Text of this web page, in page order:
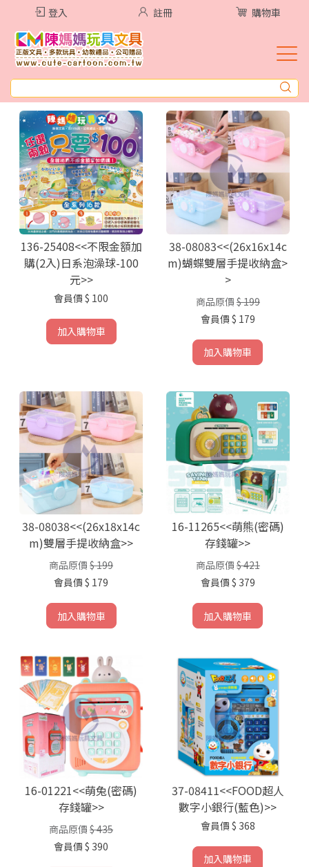
登入 註冊 購物車
136-25408<<不限金額加
購(2入)日系泡澡球-100
元>>
會員價 $ 100
加入購物車
38-08083<<(26x16x14c
m)蝴蝶雙層手提收納盒>
>
商品原價 $ 199
會員價 $ 179
加入購物車
38-08038<<(26x18x14c
m)雙層手提收納盒>>
商品原價 $ 199
會員價 $ 179
加入購物車
16-11265<<萌熊(密碼)
存錢罐>>
商品原價 $ 421
會員價 $ 379
加入購物車
16-01221<<萌兔(密碼)
存錢罐>>
商品原價 $ 435
會員價 $ 390
37-08411<<FOOD超人
數字小銀行(藍色)>>
會員價 $ 368
加入購物車